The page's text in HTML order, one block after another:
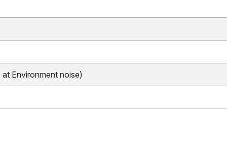
Environment noise)